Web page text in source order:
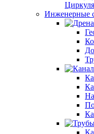
Инженерные